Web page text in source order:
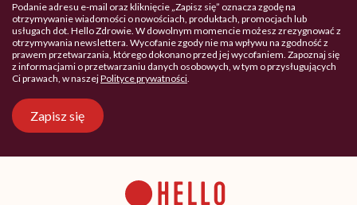
Podanie adresu e-mail oraz kliknięcie „Zapisz się” oznacza zgodę na
otrzymywanie wiadomości o nowościach, produktach, promocjach lub
usługach dot. Hello Zdrowie. W dowolnym momencie możesz zrezygnować z
otrzymywania newslettera. Wycofanie zgody nie ma wpływu na zgodność z
prawem przetwarzania, którego dokonano przed jej wycofaniem. Zapoznaj się
z informacjami o przetwarzaniu danych osobowych, w tym o przysługujących
Ci prawach, w naszejPolityce prywatności.
Zapisz się